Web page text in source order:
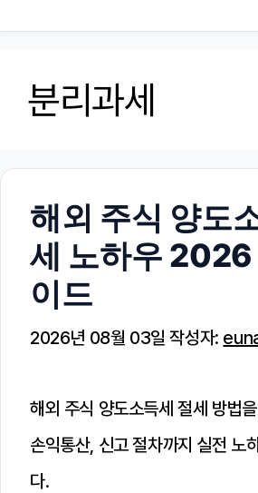
분리과세
해외 주식 양도
세 노하우 2026
이드
2026년 08월 03일 작성자:
해외 주식 양도소득세 절세 방법
손익통산, 신고 절차까지 실전 노
다.